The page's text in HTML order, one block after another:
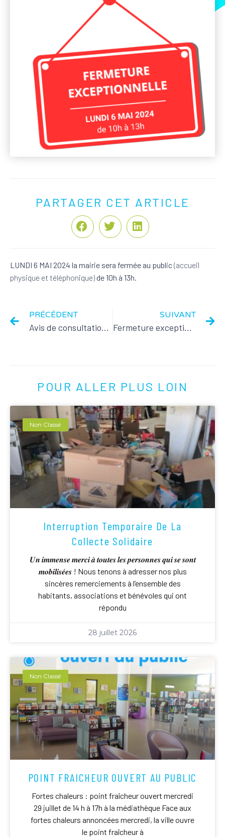
PARTAGER CET ARTICLE
LUNDI 6 MAI 2024 la mairie sera fermée au public(accueil
physique et téléphonique)de 10h à 13h.
PRÉCÉDENT
Avis de consultation du public
SUIVANT
Fermeture exceptionnelle de la maire
POUR ALLER PLUS LOIN
Non Classé
Interruption Temporaire De La
Collecte Solidaire
𝑼𝒏 𝒊𝒎𝒎𝒆𝒏𝒔𝒆 𝒎𝒆𝒓𝒄𝒊 𝒂̀ 𝒕𝒐𝒖𝒕𝒆𝒔 𝒍𝒆𝒔 𝒑𝒆𝒓𝒔𝒐𝒏𝒏𝒆𝒔 𝒒𝒖𝒊 𝒔𝒆 𝒔𝒐𝒏𝒕
𝒎𝒐𝒃𝒊𝒍𝒊𝒔𝒆́𝒆𝒔 ! Nous tenons à adresser nos plus
sincères remerciements à l’ensemble des
habitants, associations et bénévoles qui ont
répondu
28 juillet 2026
Non Classé
POINT FRAICHEUR OUVERT AU PUBLIC
Fortes chaleurs : point fraîcheur ouvert mercredi
29 juillet de 14 h à 17h à la médiathèque Face aux
fortes chaleurs annoncées mercredi, la ville ouvre
le point fraîcheur à